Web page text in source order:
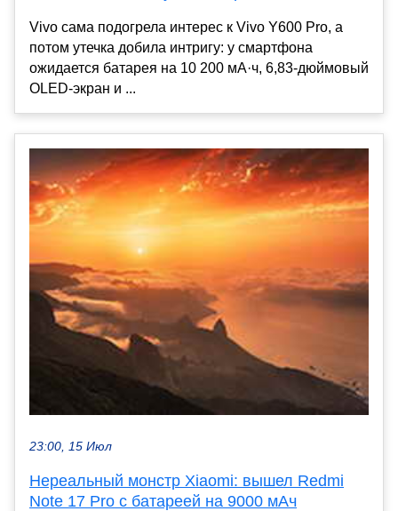
Vivo сама подогрела интерес к Vivo Y600 Pro, а
потом утечка добила интригу: у смартфона
ожидается батарея на 10 200 мА·ч, 6,83-дюймовый
OLED-экран и ...
23:00, 15 Июл
Нереальный монстр Xiaomi: вышел Redmi
Note 17 Pro с батареей на 9000 мАч